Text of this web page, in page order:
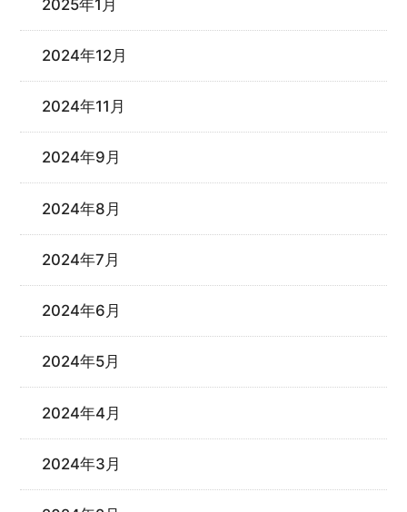
2025年1月
2024年12月
2024年11月
2024年9月
2024年8月
2024年7月
2024年6月
2024年5月
2024年4月
2024年3月